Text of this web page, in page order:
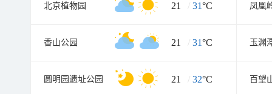
北京植物园 21 / 31°C
香山公园 21 / 31°C 玉渊
圆明园遗址公园 21 / 32°C 百望